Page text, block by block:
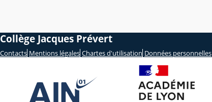
Collège Jacques Prévert
Contacts Mentions légales Chartes d'utilisation Données personnelles